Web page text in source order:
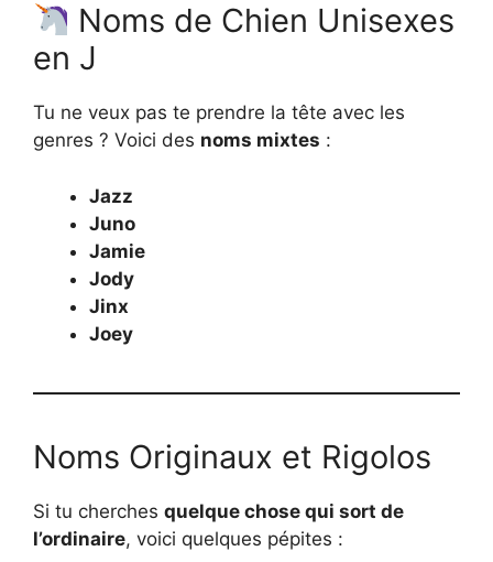
Noms de Chien Unisexes
en J
Tu ne veux pas te prendre la tête avec les
genres ? Voici des noms mixtes :
Jazz
Juno
Jamie
Jody
Jinx
Joey
Noms Originaux et Rigolos
Si tu cherches quelque chose qui sort de
l’ordinaire, voici quelques pépites :